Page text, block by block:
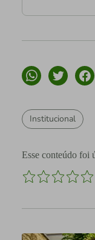
Institucional
Esse conteúdo foi